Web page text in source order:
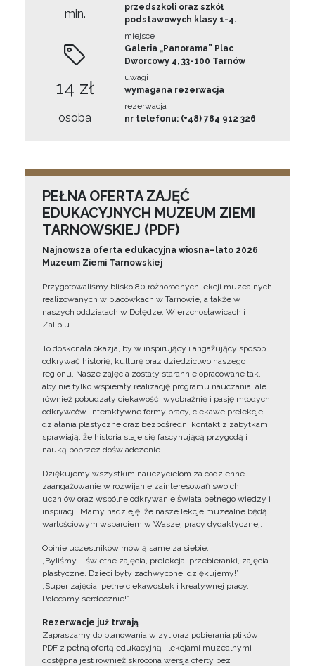
min.
14 zł
osoba
przedszkoli oraz szkół
podstawowych klasy 1-4.
miejsce
Galeria „Panorama” Plac
Dworcowy 4, 33-100 Tarnów
uwagi
wymagana rezerwacja
rezerwacja
nr telefonu: (+48) 784 912 326
PEŁNA OFERTA ZAJĘĆ
EDUKACYJNYCH MUZEUM ZIEMI
TARNOWSKIEJ (PDF)
Najnowsza oferta edukacyjna wiosna–lato 2026
Muzeum Ziemi Tarnowskiej
Przygotowaliśmy blisko 80 różnorodnych lekcji muzealnych
realizowanych w placówkach w Tarnowie, a także w
naszych oddziałach w Dołędze, Wierzchosławicach i
Zalipiu.
To doskonała okazja, by w inspirujący i angażujący sposób
odkrywać historię, kulturę oraz dziedzictwo naszego
regionu. Nasze zajęcia zostały starannie opracowane tak,
aby nie tylko wspierały realizację programu nauczania, ale
również pobudzały ciekawość, wyobraźnię i pasję młodych
odkrywców. Interaktywne formy pracy, ciekawe prelekcje,
działania plastyczne oraz bezpośredni kontakt z zabytkami
sprawiają, że historia staje się fascynującą przygodą i
nauką poprzez doświadczenie.
Dziękujemy wszystkim nauczycielom za codzienne
zaangażowanie w rozwijanie zainteresowań swoich
uczniów oraz wspólne odkrywanie świata pełnego wiedzy i
inspiracji. Mamy nadzieję, że nasze lekcje muzealne będą
wartościowym wsparciem w Waszej pracy dydaktycznej.
Opinie uczestników mówią same za siebie:
„Byliśmy – świetne zajęcia, prelekcja, przebieranki, zajęcia
plastyczne. Dzieci były zachwycone, dziękujemy!”
„Super zajęcia, pełne ciekawostek i kreatywnej pracy.
Polecamy serdecznie!”
Rezerwacje już trwają
Zapraszamy do planowania wizyt oraz pobierania plików
PDF z pełną ofertą edukacyjną i lekcjami muzealnymi –
dostępna jest również skrócona wersja oferty bez